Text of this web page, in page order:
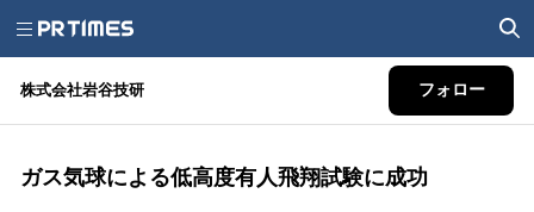
株式会社岩谷技研 フォロー
ガス気球による低高度有人飛翔試験に成功